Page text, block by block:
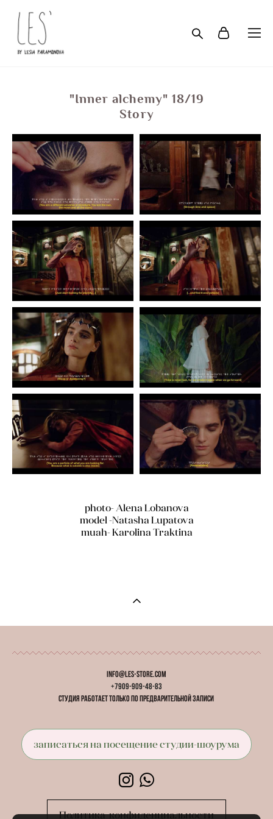
"Inner alchemy" 18/19
Story
photo- Alena Lobanova
model -Natasha Lupatova
muah- Karolina Traktina
info@les-store.com
+7909-909-48-83
студия работаеттолькопо предварительной записи
записаться на посещение студии-шоурума
Политика конфиденциальности